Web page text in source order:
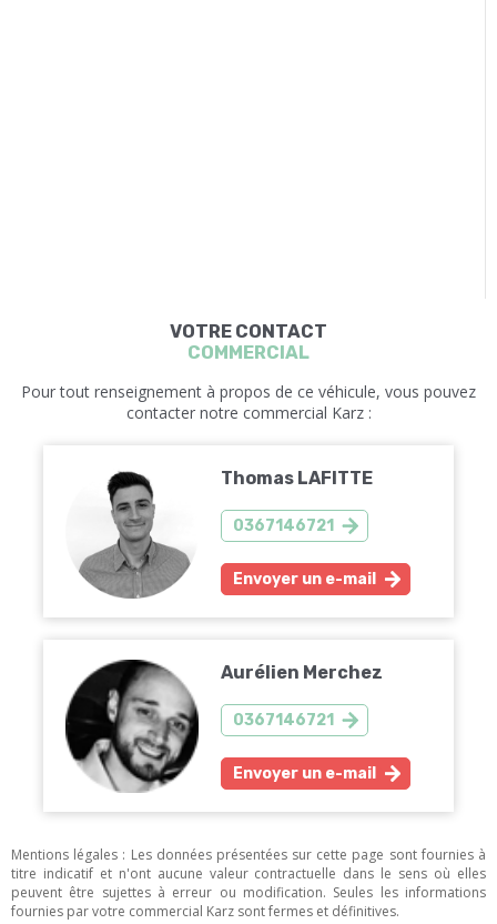
VOTRE CONTACT
COMMERCIAL
Pour tout renseignement à propos de ce véhicule, vous pouvez
contacter notre commercial Karz :
Thomas LAFITTE
0367146721
Envoyer un e-mail
Aurélien Merchez
0367146721
Envoyer un e-mail
Mentions légales : Les données présentées sur cette page sont fournies à
titre indicatif et n'ont aucune valeur contractuelle dans le sens où elles
peuvent être sujettes à erreur ou modification. Seules les informations
fournies par votre commercial Karz sont fermes et définitives.